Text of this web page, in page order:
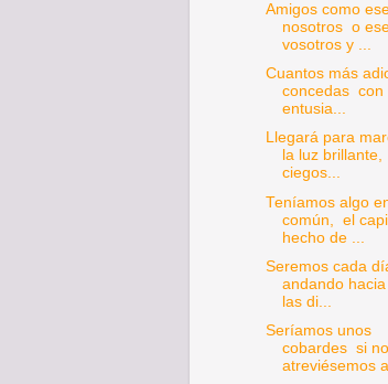
Amigos como
nosotros o
vosotros y ...
Cuantos más
concedas con
entusia...
Llegará para
la luz brillante,
ciegos...
Teníamos algo
común, el
hecho de ...
Seremos cada
andando
las di...
Seríamos unos
cobardes si
atreviésemos